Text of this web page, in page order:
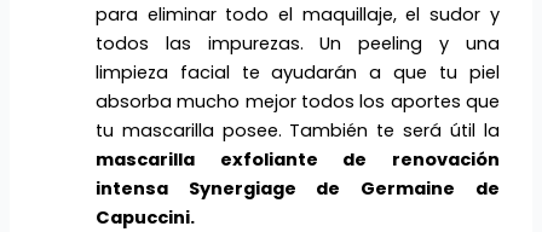
para eliminar todo el maquillaje, el sudor y
todos las impurezas. Un peeling y una
limpieza facial te ayudarán a que tu piel
absorba mucho mejor todos los aportes que
tu mascarilla posee. También te será útil la
mascarilla exfoliante de renovación
intensa Synergiage de Germaine de
Capuccini.